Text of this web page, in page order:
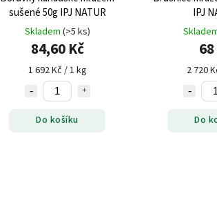
sušené 50g IPJ NATUR
Skladem (>5 ks)
84,60 Kč
1 692 Kč / 1 kg
Do košíku
IPJ
2 720
Do